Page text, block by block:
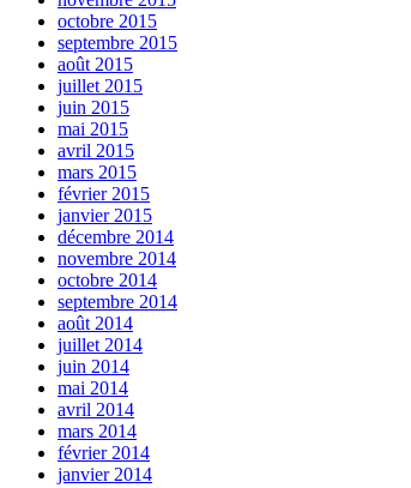
octobre 2015
septembre 2015
août 2015
juillet 2015
juin 2015
mai 2015
avril 2015
mars 2015
février 2015
janvier 2015
décembre 2014
novembre 2014
octobre 2014
septembre 2014
août 2014
juillet 2014
juin 2014
mai 2014
avril 2014
mars 2014
février 2014
janvier 2014